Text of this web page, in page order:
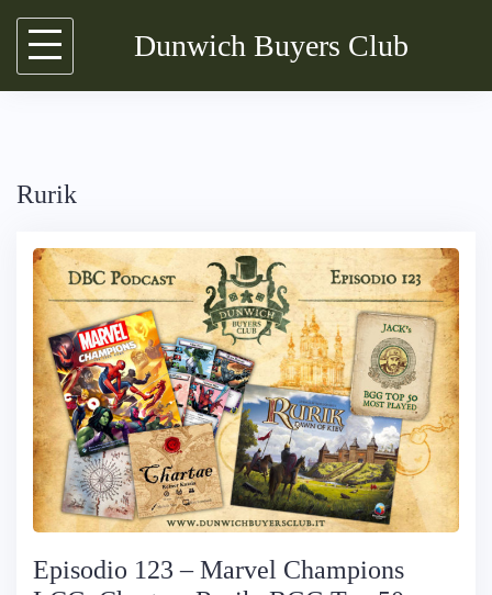
Skip
content
Dunwich Buyers Club
Rurik
Episodio 123 – Marvel Champions